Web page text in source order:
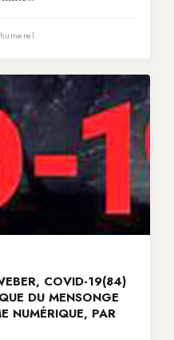
COVID-19(84)
DU MENSONGE
NUMÉRIQUE, PAR